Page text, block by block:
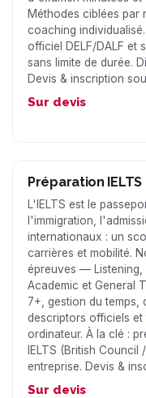
Méthodes ciblées par
coaching
officiel DELF/DALF et
sans limite de durée.
Devis & inscription
Sur devis
Préparation IELTS
L'IELTS est le
l'immigration,
internationaux : un
carrières et mobilité.
épreuves — Listening,
Academic et General
7+, gestion du temps,
descriptors officiels
ordinateur. À la clé :
IELTS (British
entreprise. Devis &
Sur devis